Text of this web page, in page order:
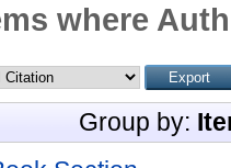
where
Group by: